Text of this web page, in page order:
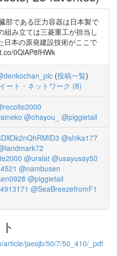
部である圧力容器は日本製で
組み立ては三菱重工が担当し
日本の原発建設技術がここで
0QlAP8fHWk
(投稿一覧)
ート・ネットワーク (8)
@ohayou_ @piggietail
@shika177
@uralat @usayusay50
@nambusen
@piggietail
@SeaBreezefromF1
article/jaesjb/50/7/50_410/_pdf